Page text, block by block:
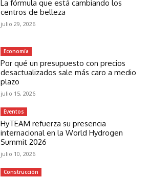
La fórmula que está cambiando los
centros de belleza
julio 29, 2026
Economía
Por qué un presupuesto con precios
desactualizados sale más caro a medio
plazo
julio 15, 2026
Eventos
HyTEAM refuerza su presencia
internacional en la World Hydrogen
Summit 2026
julio 10, 2026
Construcción